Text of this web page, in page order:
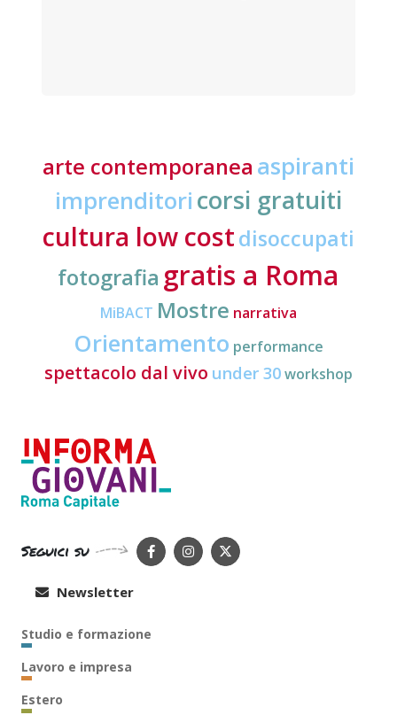
arte contemporanea aspiranti
imprenditori corsi gratuiti
cultura low costdisoccupati
fotografia gratis a Roma
MiBACT Mostre narrativa
Orientamento performance
spettacolo dal vivo under 30workshop
Seguici su
Newsletter
Studio e formazione
Lavoro e impresa
Estero